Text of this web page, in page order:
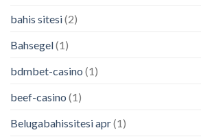
bahis sitesi(2)
Bahsegel(1)
bdmbet-casino (1)
beef-casino (1)
Belugabahissitesi apr(1)